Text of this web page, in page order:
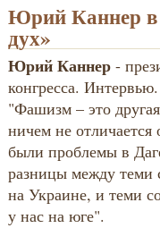
Юрий Каннер в
дух»
Юрий Каннер-
конгресса. Интервью.
"Фашизм – это
ничем не отличается
были проблемы в
разницы между теми
на Украине, и теми
у нас на юге".